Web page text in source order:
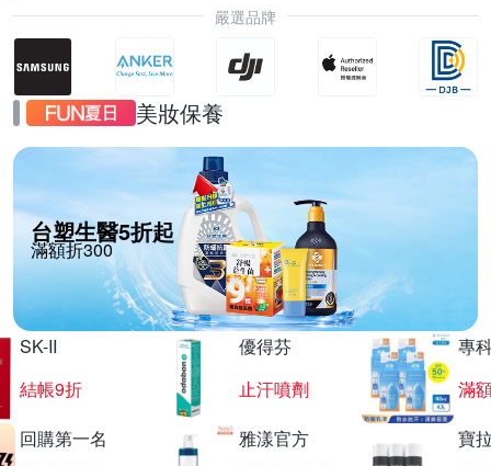
嚴選品牌
美妝保養
台塑生醫5折起
滿額折300
SK-II
結帳9折
優得芬
止汗噴劑
專
滿
回購第一名
雅漾官方
寶